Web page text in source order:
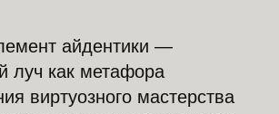
айдентики —
луч как метафора
виртуозного мастерства